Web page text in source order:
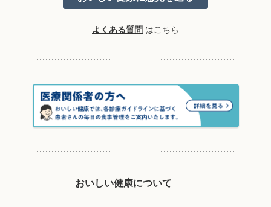
よくある質問 はこちら
おいしい健康について